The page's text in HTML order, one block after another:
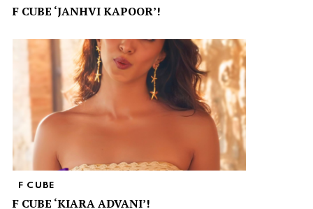
F CUBE ‘JANHVI KAPOOR’!
F CUBE
F CUBE ‘KIARA ADVANI’!